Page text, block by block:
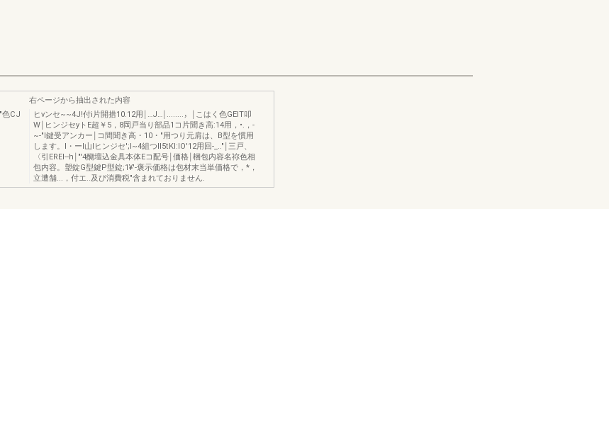
色CJ
右ページから抽出された内容
ヒνンセ~~4J!付i片開措10.12用￨…J…￨........，￨こはく色GEIT叩
W￨ヒンジセyトE超￥5，8岡戸当り部品1コ片聞き高:14用，•.，-
~-"l鍵受アンカー￨コ間聞き高・10・"用つり元肩は、B型を慣用
します。l・ーl山lヒンジセ';I~4組つII5tKI:IO'12用回-_.."￨三戸、
〈引EREI--h￨"'4醐壇込金具本体Eコ配号￨価格￨梱包内容名祢色相
包内容。塑錠G型鍵P型錠;1¥'-褒示価格は包材末当単価格で，*，
立遭舗...，付エ..及び消費税"含まれておりません.